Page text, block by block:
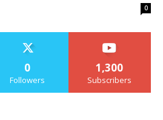
0
0
Followers
1,300
Subscribers